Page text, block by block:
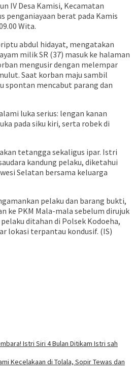
IV Desa Kamisi, Kecamatan
penganiayaan berat pada Kamis
Wita.
abdul hidayat, mengatakan
milik SR (37) masuk ke halaman
mengusir dengan melempar
Saat korban maju sambil
spontan mencabut parang dan
luka serius: lengan kanan
pada siku kiri, serta robek di
tetangga sekaligus ipar. Istri
kandung pelaku, diketahui
Selatan bersama keluarga
pelaku dan barang bukti,
ke PKM Mala-mala sebelum dirujuk
pelaku ditahan di Polsek Kodoeha,
lokasi terpantau kondusif. (IS)
Istri Siri 4 Bulan Ditikam Istri sah
Kecelakaan di Tolala, Sopir Tewas dan